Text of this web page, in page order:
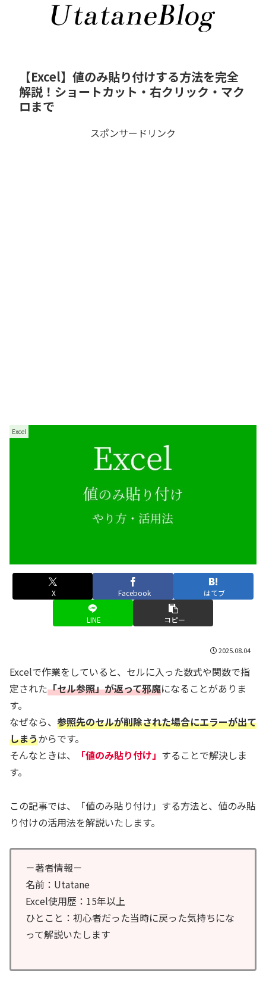
【Excel】値のみ貼り付けする方法を完全
解説！ショートカット・右クリック・マク
ロまで
スポンサードリンク
Excel
X Facebook はてブ
LINE コピー
2025.08.04
Excelで作業をしていると、セルに入った数式や関数で指
定された「セル参照」が返って邪魔になることがありま
す。
なぜなら、 参照先のセルが削除された場合にエラーが出て
しまうからです。
そんなときは、
「値のみ貼り付け」 することで解決しま
す。
この記事では、「値のみ貼り付け」する方法と、値のみ貼
り付けの活用法を解説いたします。
－著者情報－
名前：Utatane
Excel使用歴：15年以上
ひとこと：初心者だった当時に戻った気持ちにな
って解説いたします